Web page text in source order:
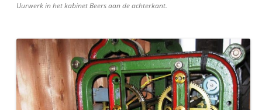
Uurwerk in het kabinet Beers aan de achterkant.